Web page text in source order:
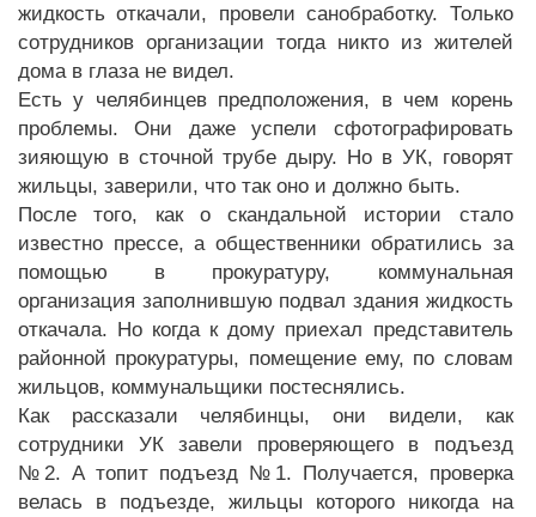
жидкость откачали, провели санобработку. Только
сотрудников организации тогда никто из жителей
дома в глаза не видел.
Есть у челябинцев предположения, в чем корень
проблемы. Они даже успели сфотографировать
зияющую в сточной трубе дыру. Но в УК, говорят
жильцы, заверили, что так оно и должно быть.
После того, как о скандальной истории стало
известно прессе, а общественники обратились за
помощью в прокуратуру, коммунальная
организация заполнившую подвал здания жидкость
откачала. Но когда к дому приехал представитель
районной прокуратуры, помещение ему, по словам
жильцов, коммунальщики постеснялись.
Как рассказали челябинцы, они видели, как
сотрудники УК завели проверяющего в подъезд
№2. А топит подъезд №1. Получается, проверка
велась в подъезде, жильцы которого никогда на